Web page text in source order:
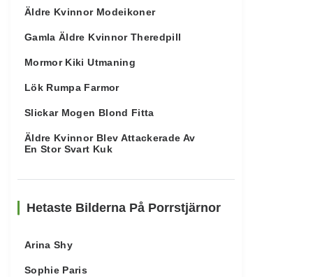
Äldre Kvinnor Modeikoner
Gamla Äldre Kvinnor Theredpill
Mormor Kiki Utmaning
Lök Rumpa Farmor
Slickar Mogen Blond Fitta
Äldre Kvinnor Blev Attackerade Av
En Stor Svart Kuk
Hetaste Bilderna På Porrstjärnor
Arina Shy
Sophie Paris